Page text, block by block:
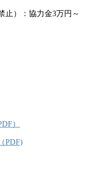
止）：協力金3万円～
）
PDF)